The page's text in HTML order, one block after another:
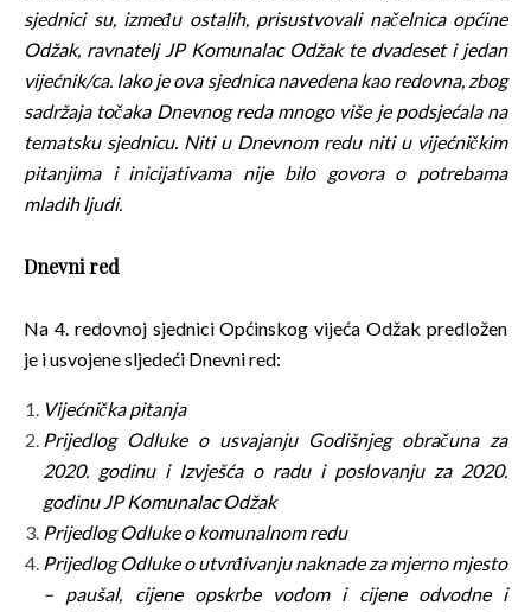
sjednici su, između ostalih, prisustvovali načelnica općine
Odžak, ravnatelj JP Komunalac Odžak te dvadeset i jedan
vijećnik/ca. Iako je ova sjednica navedena kao redovna, zbog
sadržaja točaka Dnevnog reda mnogo više je podsjećala na
tematsku sjednicu. Niti u Dnevnom redu niti u vijećničkim
pitanjima i inicijativama nije bilo govora o potrebama
mladih ljudi.
Dnevni red
Na 4. redovnoj sjednici Općinskog vijeća Odžak predložen
je i usvojene sljedeći Dnevni red:
Vijećnička pitanja
Prijedlog Odluke o usvajanju Godišnjeg obračuna za
2020. godinu i Izvješća o radu i poslovanju za 2020.
godinu JP Komunalac Odžak
Prijedlog Odluke o komunalnom redu
Prijedlog Odluke o utvrđivanju naknade za mjerno mjesto
– paušal, cijene opskrbe vodom i cijene odvodne i